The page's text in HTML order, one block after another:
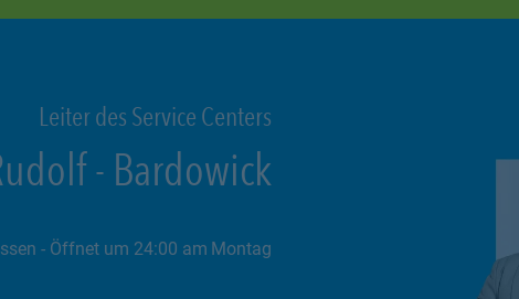
Leiter des Service Centers
- Bardowick
- Öffnet um 24:00 Montag